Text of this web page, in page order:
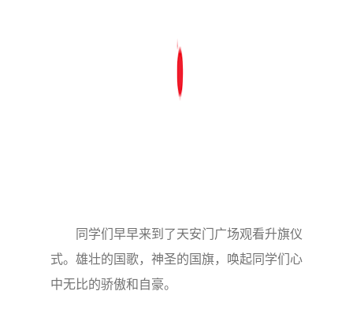
同学们早早来到了天安门广场观看升旗仪
式。雄壮的国歌，神圣的国旗，唤起同学们心
中无比的骄傲和自豪。